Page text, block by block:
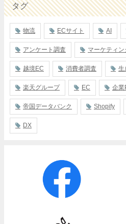
タグ
物流 ECサイト AI
アンケート調査 マーケティン
越境EC 消費者調査 生
楽天グループ EC 企業
帝国データバンク Shopify
DX